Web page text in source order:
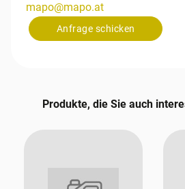
mapo@mapo.at
Anfrage schicken
Produkte, die Sie auch